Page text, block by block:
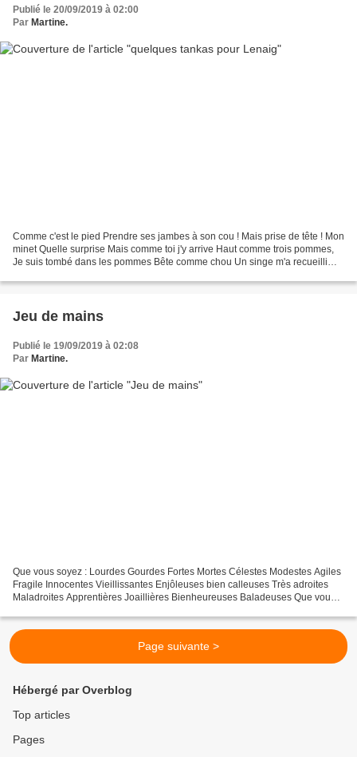
Publié le 20/09/2019 à 02:00
Par Martine.
Comme c'est le pied Prendre ses jambes à son cou ! Mais prise de tête ! Mon
minet Quelle surprise Mais comme toi j'y arrive Haut comme trois pommes,
Je suis tombé dans les pommes Bête comme chou Un singe m'a recueilli
Jeu de mains
Publié le 19/09/2019 à 02:08
Par Martine.
Que vous soyez : Lourdes Gourdes Fortes Mortes Célestes Modestes Agiles
Fragile Innocentes Vieillissantes Enjôleuses bien calleuses Très adroites
Maladroites Apprentières Joaillières Bienheureuses Baladeuses Que vous
Page suivante >
Hébergé par Overblog
Top articles
Pages